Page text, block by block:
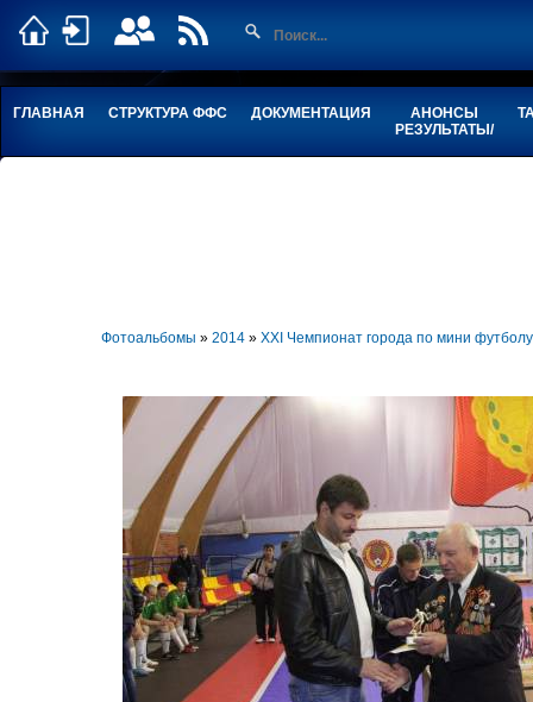
ГЛАВНАЯ СТРУКТУРА ФФС ДОКУМЕНТАЦИЯ
АНОНСЫ
РЕЗУЛЬТАТЫ/
Фотоальбомы » 2014» XXI Чемпионат города по мини